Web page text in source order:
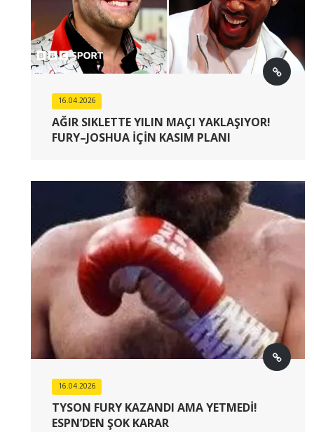
16.04.2026
AĞIR SIKLETTE YILIN MAÇI YAKLAŞIYOR!
FURY–JOSHUA İÇIN KASIM PLANI
16.04.2026
TYSON FURY KAZANDI AMA YETMEDI!
ESPN’DEN ŞOK KARAR